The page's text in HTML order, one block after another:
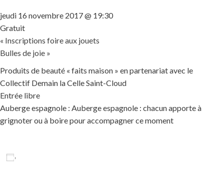
jeudi 16 novembre 2017 @ 19:30
Gratuit
« Inscriptions foire aux jouets
Bulles de joie »
Produits de beauté « faits maison » en partenariat avec le
Collectif Demain la Celle Saint-Cloud
Entrée libre
Auberge espagnole : Auberge espagnole : chacun apporte à
grignoter ou à boire pour accompagner ce moment